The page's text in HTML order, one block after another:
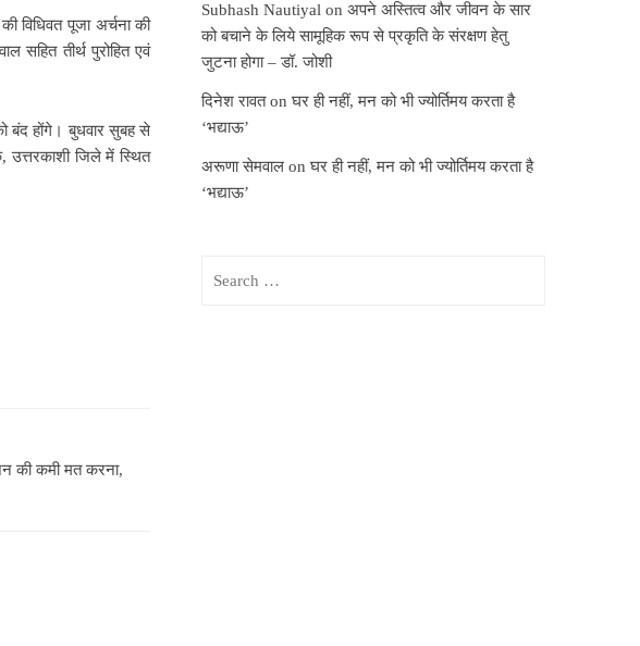
विधिवत पूजा अर्चना की
सहित तीर्थ पुरोहित एवं
बंद होंगे। बुधवार सुबह से
उत्तरकाशी जिले में स्थित
की कमी मत करना,
Subhash Nautiyal onअपने अस्तित्व और जीवन के सार
को बचाने के लिये सामूहिक रूप से प्रकृति के संरक्षण हेतु
जुटना होगा – डॉ. जोशी
दिनेश रावतonघर ही नहीं, मन को भी ज्योर्तिमय करता है
‘भद्याऊ’
अरूणा सेमवाल onघर ही नहीं, मन को भी ज्योर्तिमय करता है
‘भद्याऊ’